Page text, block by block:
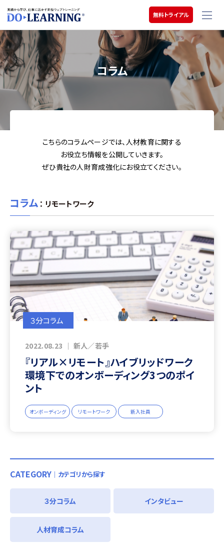
無料トライアル
コラム
こちらのコラムページでは、人材教育に関する
お役立ち情報を公開していきます。
ぜひ貴社の人財育成強化にお役立てください。
コラム ： リモートワーク
３分コラム
2022.08.23 ｜ 新人／若手
『リアル×リモート』ハイブリッドワーク
環境下でのオンボーディング3つのポイ
ント
オンボーディング リモートワーク 新入社員
CATEGORY ｜カテゴリから探す
３分コラム インタビュー
人材育成コラム